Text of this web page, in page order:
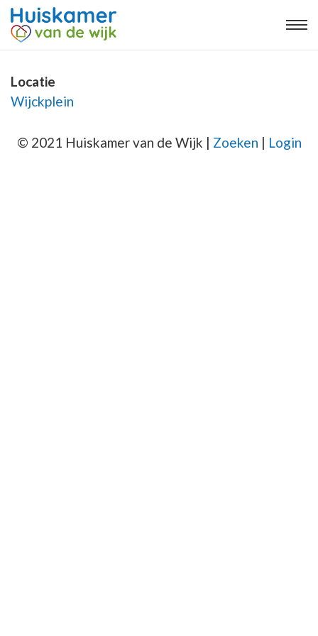
Locatie
Wijckplein
© 2021 Huiskamer van de Wijk | Zoeken | Login